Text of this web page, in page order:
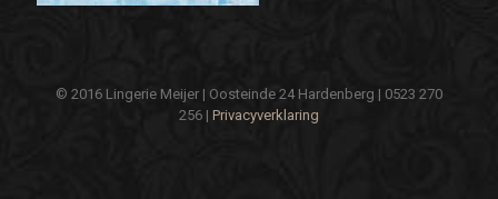
© 2016 Lingerie Meijer | Oosteinde 24 Hardenberg | 0523 270
256 | Privacyverklaring